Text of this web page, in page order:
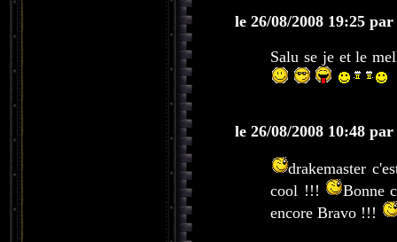
le 26/08/2008 19:25 par
Salu se je et le
le 26/08/2008 10:48 par
drakemaster
cool !!!
Bonne
encore Bravo !!!